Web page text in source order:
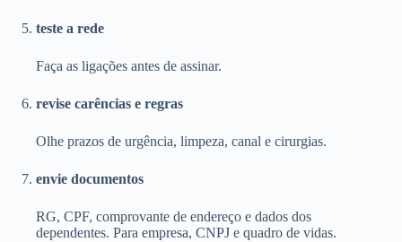
teste a rede
Faça as ligações antes de assinar.
revise carências e regras
Olhe prazos de urgência, limpeza, canal e cirurgias.
envie documentos
RG, CPF, comprovante de endereço e dados dos
dependentes. Para empresa, CNPJ e quadro de vidas.